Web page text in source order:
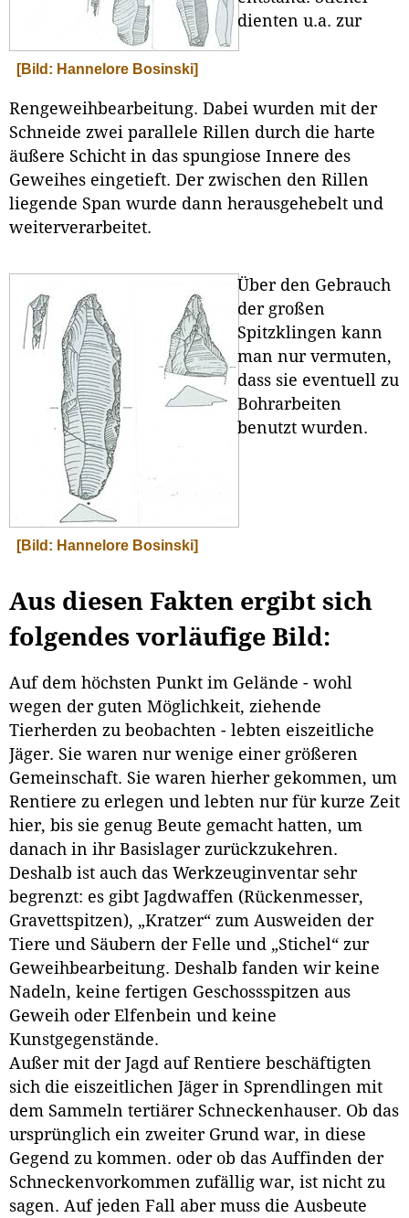
[Bild: Hannelore Bosinski]
dienten u.a. zur
Rengeweihbearbeitung. Dabei wurden mit der
Schneide zwei parallele Rillen durch die harte
äußere Schicht in das spungiose Innere des
Geweihes eingetieft. Der zwischen den Rillen
liegende Span wurde dann herausgehebelt und
weiterverarbeitet.
[Bild: Hannelore Bosinski]
Über den Gebrauch
der großen
Spitzklingen kann
man nur vermuten,
dass sie eventuell zu
Bohrarbeiten
benutzt wurden.
Aus diesen Fakten ergibt sich
folgendes vorläufige Bild:
Auf dem höchsten Punkt im Gelände - wohl
wegen der guten Möglichkeit, ziehende
Tierherden zu beobachten - lebten eiszeitliche
Jäger. Sie waren nur wenige einer größeren
Gemeinschaft. Sie waren hierher gekommen, um
Rentiere zu erlegen und lebten nur für kurze Zeit
hier, bis sie genug Beute gemacht hatten, um
danach in ihr Basislager zurückzukehren.
Deshalb ist auch das Werkzeuginventar sehr
begrenzt: es gibt Jagdwaffen (Rückenmesser,
Gravettspitzen), „Kratzer“ zum Ausweiden der
Tiere und Säubern der Felle und „Stichel“ zur
Geweihbearbeitung. Deshalb fanden wir keine
Nadeln, keine fertigen Geschossspitzen aus
Geweih oder Elfenbein und keine
Kunstgegenstände.
Außer mit der Jagd auf Rentiere beschäftigten
sich die eiszeitlichen Jäger in Sprendlingen mit
dem Sammeln tertiärer Schneckenhauser. Ob das
ursprünglich ein zweiter Grund war, in diese
Gegend zu kommen. oder ob das Auffinden der
Schneckenvorkommen zufällig war, ist nicht zu
sagen. Auf jeden Fall aber muss die Ausbeute